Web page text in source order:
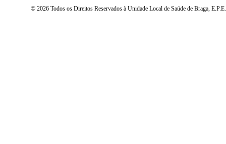
© 2026 Todos os Direitos Reservados à Unidade Local de Saúde de Braga, E.P.E.